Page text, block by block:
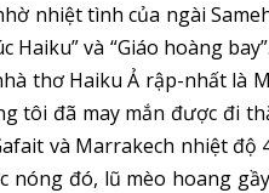
nhiệt tình của ngài
Haiku” và “Giáo hoàng
thơ Haiku Ả rập-nhất là
tôi đã may mắn được đi
và Marrakech nhiệt
nóng đó, lũ mèo hoang